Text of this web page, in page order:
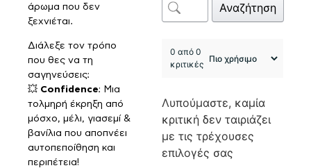
Αναζήτηση
0 από 0
κριτικές
Λυπούμαστε, καμία
κριτική δεν ταιριάζει
με τις τρέχουσες
επιλογές σας
άρωμα που δεν
ξεχνιέται.
Διάλεξε τον τρόπο
που θες να τη
σαγηνεύσεις:
💥 Confidence: Μια
τολμηρή έκρηξη από
μόσχο, μέλι, γιασεμί &
βανίλια που αποπνέει
αυτοπεποίθηση και
περιπέτεια!